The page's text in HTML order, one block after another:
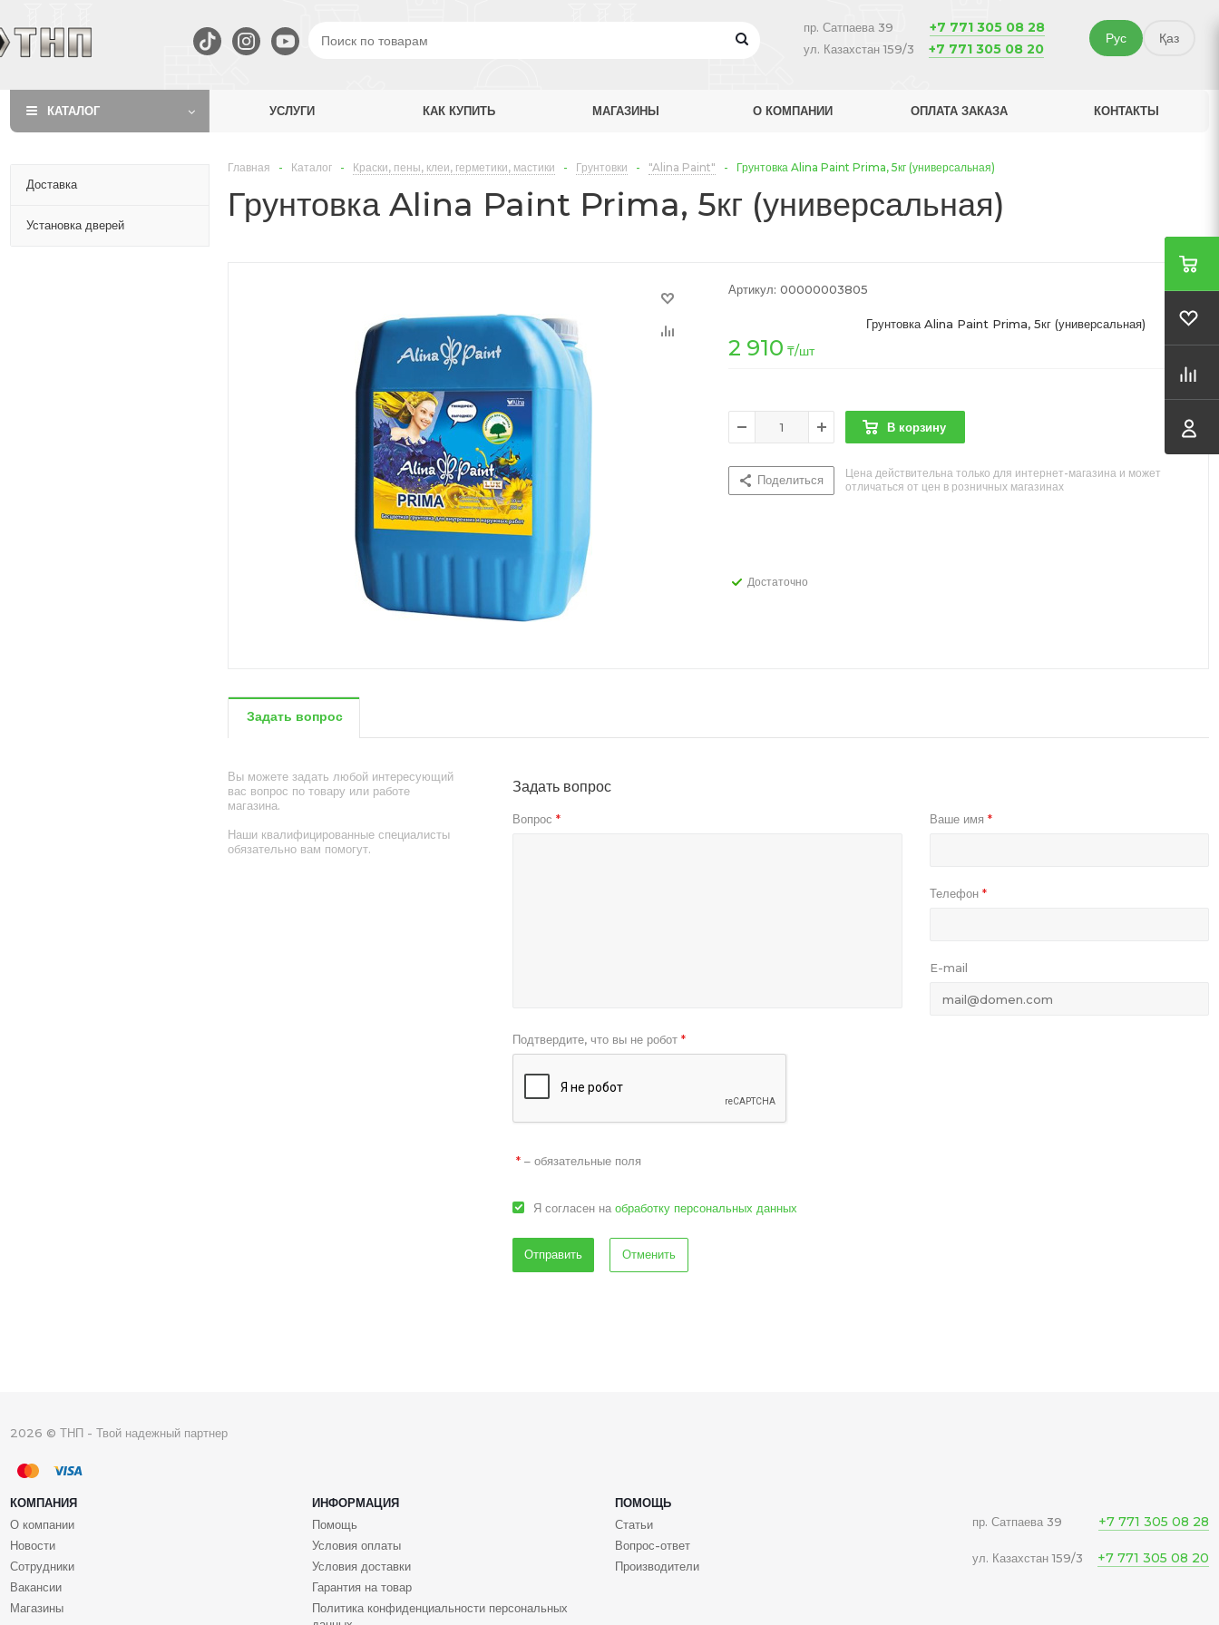
пр. Сатпаева 39 +7 771 305 08 28
ул. Казахстан 159/3 +7 771 305 08 20
Рус Қаз
КАТАЛОГ УСЛУГИ КАК КУПИТЬ МАГАЗИНЫ О КОМПАНИИ ОПЛАТА ЗАКАЗА КОНТАКТЫ
Доставка
Установка дверей
Главная - Каталог - Краски, пены, клеи, герметики, мастики - Грунтовки - "Alina Paint" - Грунтовка Alina Paint Prima, 5кг (универсальная)
Грунтовка Alina Paint Prima, 5кг (универсальная)
Артикул: 00000003805
Грунтовка Alina Paint Prima, 5кг (универсальная)
2 910 ₸/шт
Достаточно
В корзину
Поделиться
Цена действительна только для интернет-магазина и может
отличаться от цен в розничных магазинах
Задать вопрос
Вы можете задать любой интересующий
вас вопрос по товару или работе
магазина.
Наши квалифицированные специалисты
обязательно вам помогут.
Задать вопрос
Вопрос * Ваше имя *
Телефон *
E-mail
Подтвердите, что вы не робот *
*– обязательные поля
Я согласен на обработку персональных данных
Отменить
2026 © ТНП - Твой надежный партнер
КОМПАНИЯ ИНФОРМАЦИЯ
ПОМОЩЬ
О компании
Новости
Сотрудники
Вакансии
Магазины
Помощь
Условия оплаты
Условия доставки
Гарантия на товар
Политика конфиденциальности персональных
Статьи
Вопрос-ответ
Производители
пр. Сатпаева 39 +7 771 305 08 28
ул. Казахстан 159/3 +7 771 305 08 20